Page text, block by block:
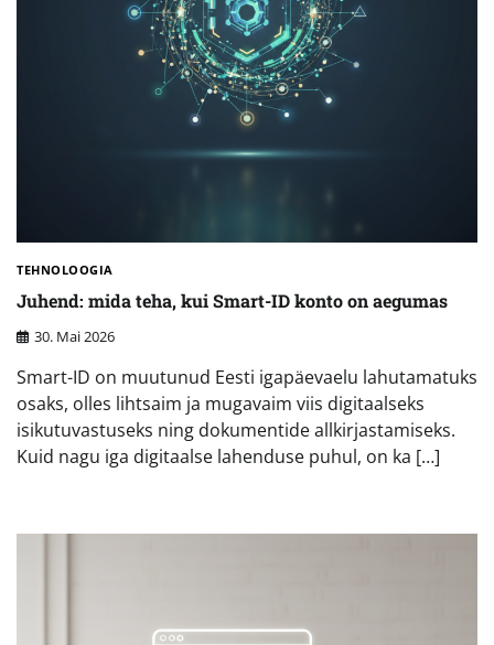
TEHNOLOOGIA
Juhend: mida teha, kui Smart-ID konto on aegumas
30. Mai 2026
Smart-ID on muutunud Eesti igapäevaelu lahutamatuks
osaks, olles lihtsaim ja mugavaim viis digitaalseks
isikutuvastuseks ning dokumentide allkirjastamiseks.
Kuid nagu iga digitaalse lahenduse puhul, on ka […]